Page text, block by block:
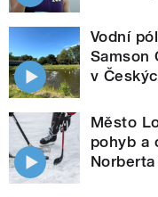
Vodní
Samson
v
Město
pohyb a